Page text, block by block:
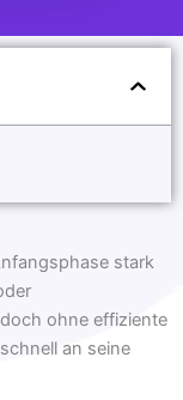
stark
ohne effiziente
an seine